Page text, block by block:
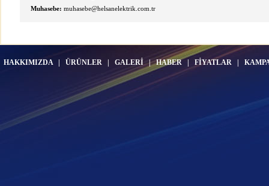
Muhasebe: muhasebe@helsanelektrik.com.tr
HAKKIMIZDA| ÜRÜNLER GALERİ|HABER FİYATLAR